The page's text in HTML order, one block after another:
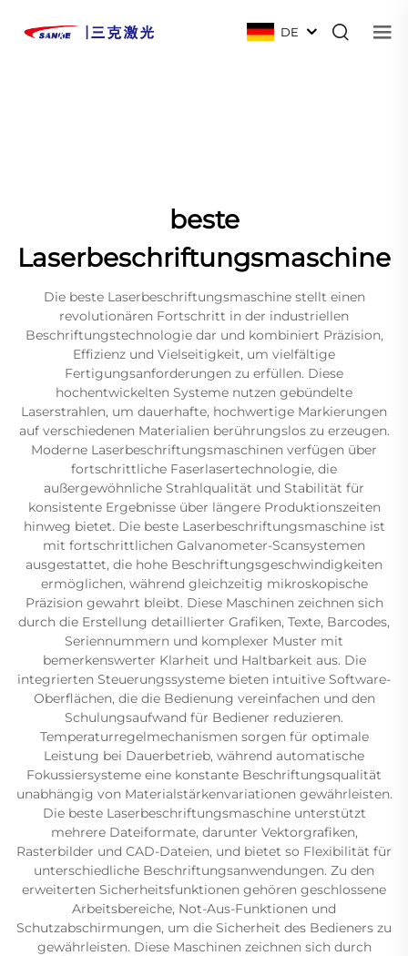
DE
beste
Laserbeschriftungsmaschine
Die beste Laserbeschriftungsmaschine stellt einen
revolutionären Fortschritt in der industriellen
Beschriftungstechnologie dar und kombiniert Präzision,
Effizienz und Vielseitigkeit, um vielfältige
Fertigungsanforderungen zu erfüllen. Diese
hochentwickelten Systeme nutzen gebündelte
Laserstrahlen, um dauerhafte, hochwertige Markierungen
auf verschiedenen Materialien berührungslos zu erzeugen.
Moderne Laserbeschriftungsmaschinen verfügen über
fortschrittliche Faserlasertechnologie, die
außergewöhnliche Strahlqualität und Stabilität für
konsistente Ergebnisse über längere Produktionszeiten
hinweg bietet. Die beste Laserbeschriftungsmaschine ist
mit fortschrittlichen Galvanometer-Scansystemen
ausgestattet, die hohe Beschriftungsgeschwindigkeiten
ermöglichen, während gleichzeitig mikroskopische
Präzision gewahrt bleibt. Diese Maschinen zeichnen sich
durch die Erstellung detaillierter Grafiken, Texte, Barcodes,
Seriennummern und komplexer Muster mit
bemerkenswerter Klarheit und Haltbarkeit aus. Die
integrierten Steuerungssysteme bieten intuitive Software-
Oberflächen, die die Bedienung vereinfachen und den
Schulungsaufwand für Bediener reduzieren.
Temperaturregelmechanismen sorgen für optimale
Leistung bei Dauerbetrieb, während automatische
Fokussiersysteme eine konstante Beschriftungsqualität
unabhängig von Materialstärkenvariationen gewährleisten.
Die beste Laserbeschriftungsmaschine unterstützt
mehrere Dateiformate, darunter Vektorgrafiken,
Rasterbilder und CAD-Dateien, und bietet so Flexibilität für
unterschiedliche Beschriftungsanwendungen. Zu den
erweiterten Sicherheitsfunktionen gehören geschlossene
Arbeitsbereiche, Not-Aus-Funktionen und
Schutzabschirmungen, um die Sicherheit des Bedieners zu
gewährleisten. Diese Maschinen zeichnen sich durch